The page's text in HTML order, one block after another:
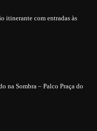
itinerante com entradas às
na Sombra – Palco Praça do